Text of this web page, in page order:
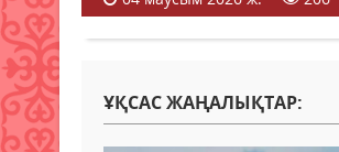
ҰҚСАС ЖАҢАЛЫҚТАР: